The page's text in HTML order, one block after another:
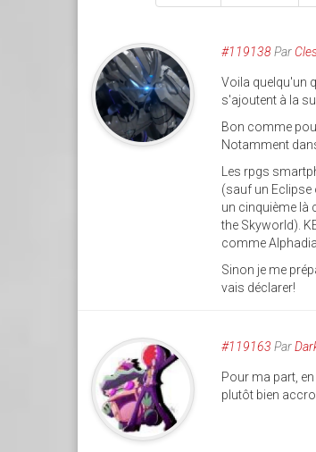
#119138Par
Voila quelqu'un
s'ajoutent à la
Bon comme
Notamment
Les rpgs
(sauf un Eclipse
un cinquième là
the Skyworld).
comme
Sinon je me
vais déclarer!
#119163 Par
Pour ma part,
plutôt bien